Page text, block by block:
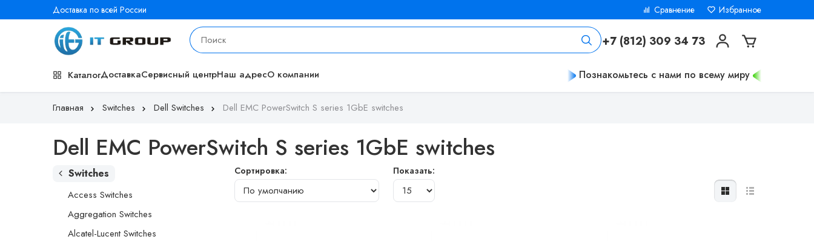
Доставка по всей России Сравнение Избранное
+7 (812) 309 34 73
КаталогДоставкаСервисный центрНаш адресО компании Познакомьтесь с нами по всему миру
Главная Switches Dell Switches Dell EMC PowerSwitch S series 1GbE switches
Dell EMC PowerSwitch S series 1GbE switches
Switches
Access Switches
Aggregation Switches
Alcatel-Lucent Switches
Сортировка: Показать: